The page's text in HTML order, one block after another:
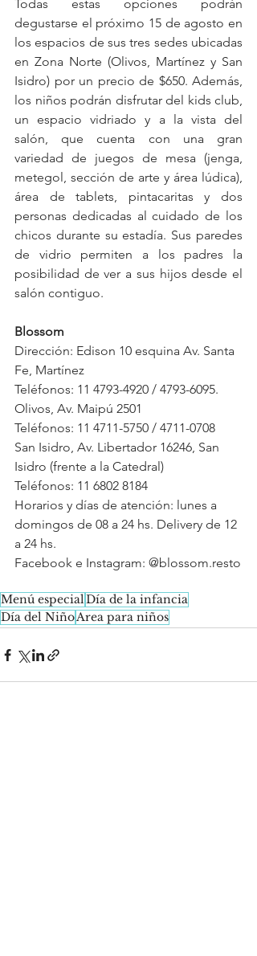
Todas estas opciones podrán
degustarse el próximo 15 de agosto en
los espacios de sus tres sedes ubicadas
en Zona Norte (Olivos, Martínez y San
Isidro) por un precio de $650. Además,
los niños podrán disfrutar del kids club,
un espacio vidriado y a la vista del
salón, que cuenta con una gran
variedad de juegos de mesa (jenga,
metegol, sección de arte y área lúdica),
área de tablets, pintacaritas y dos
personas dedicadas al cuidado de los
chicos durante su estadía. Sus paredes
de vidrio permiten a los padres la
posibilidad de ver a sus hijos desde el
salón contiguo.
Blossom
Dirección: Edison 10 esquina Av. Santa
Fe, Martínez
Teléfonos: 11 4793-4920 / 4793-6095.
Olivos, Av. Maipú 2501
Teléfonos: 11 4711-5750 / 4711-0708
San Isidro, Av. Libertador 16246, San
Isidro (frente a la Catedral)
Teléfonos: 11 6802 8184
Horarios y días de atención: lunes a
domingos de 08 a 24 hs. Delivery de 12
a 24 hs.
Facebook e Instagram: @blossom.resto
Menú especialDía de la infancia
Día del NiñoArea para niños